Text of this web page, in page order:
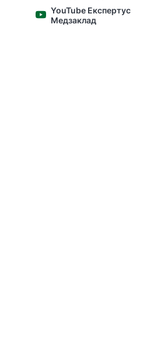
YouTube Експертус
Медзаклад